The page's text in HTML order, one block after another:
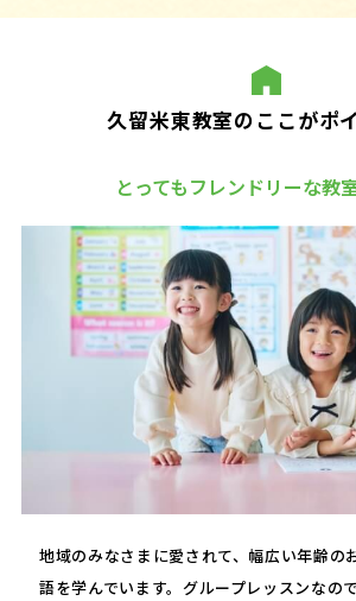
久留米東教室のここがポ
とってもフレンドリーな教
地域のみなさまに愛されて、幅広い年齢の
語を学んでいます。グループレッスンなの